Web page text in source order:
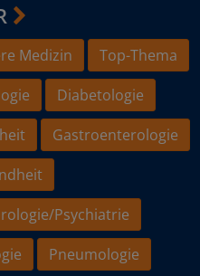
Medizin
Top-Thema
Diabetologie
Gastroenterologie
Psychiatrie
Pneumologie